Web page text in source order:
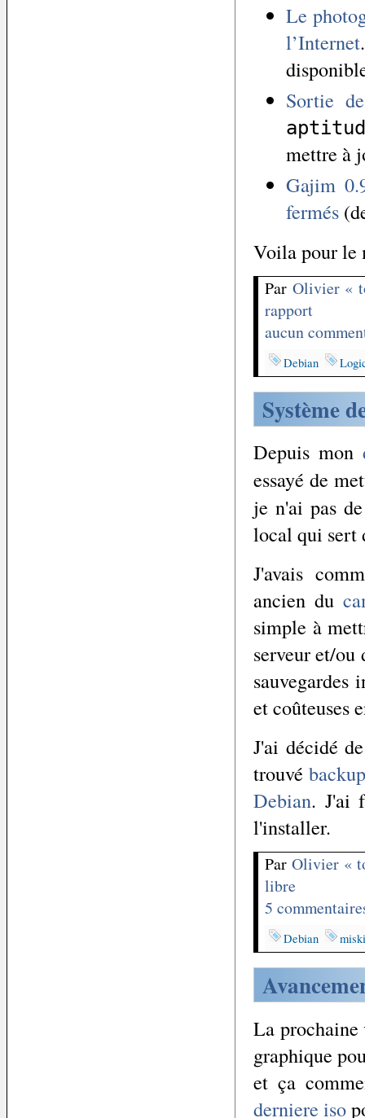
Le
l’Internet
Sortie
mettre à
Gajim
fermés
Voila pour le
Par Olivier «
rapport
aucun
Debian
Système
Depuis mon
essayé de
je n'ai pas
local qui sert
J'avais
ancien du
simple à
serveur et/ou
sauvegardes
et coûteuses
J'ai décidé
trouvé
Debian. J'ai
l'installer.
ParOlivier «
libre
5
Debian
La
graphique
et ça
derniere iso